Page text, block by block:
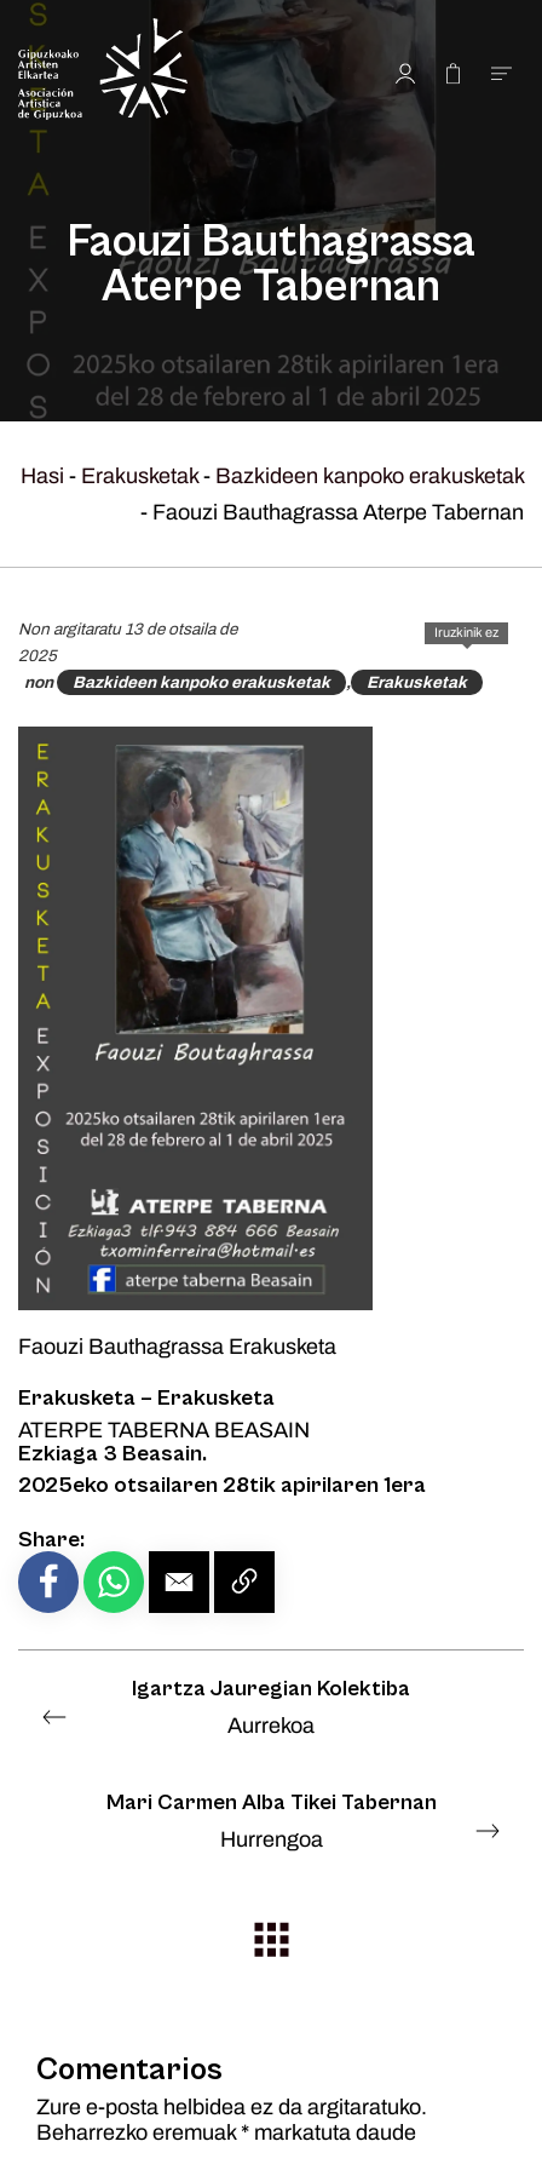
Faouzi Bauthagrassa
Aterpe Tabernan
Hasi - Erakusketak- Bazkideen kanpoko erakusketak
- Faouzi Bauthagrassa Aterpe Tabernan
Iruzkinik ez
Non argitaratu 13 de otsaila de
2025
non
Bazkideen kanpoko erakusketak , Erakusketak
Faouzi Bauthagrassa Erakusketa
Erakusketa – Erakusketa
ATERPE TABERNA BEASAIN
Ezkiaga 3 Beasain.
2025eko otsailaren 28tik apirilaren 1era
Share:
Igartza Jauregian Kolektiba
Aurrekoa
Mari Carmen Alba Tikei Tabernan
Hurrengoa
Comentarios
Zure e-posta helbidea ez da argitaratuko.
Beharrezko eremuak * markatuta daude